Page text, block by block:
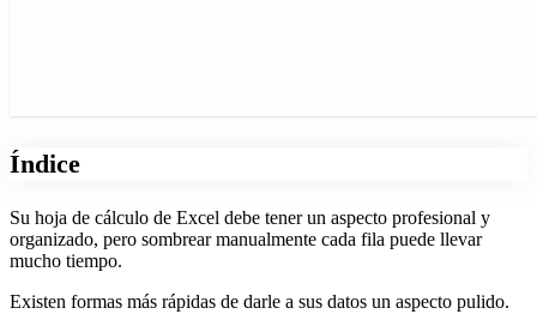
Índice
Su hoja de cálculo de Excel debe tener un aspecto profesional y
organizado, pero sombrear manualmente cada fila puede llevar
mucho tiempo.
Existen formas más rápidas de darle a sus datos un aspecto pulido.